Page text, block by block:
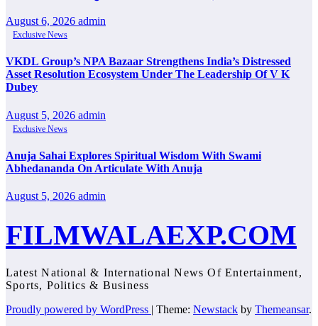
August 6, 2026 admin
Exclusive News
VKDL Group’s NPA Bazaar Strengthens India’s Distressed
Asset Resolution Ecosystem Under The Leadership Of V K
Dubey
August 5, 2026 admin
Exclusive News
Anuja Sahai Explores Spiritual Wisdom With Swami
Abhedananda On Articulate With Anuja
August 5, 2026 admin
FILMWALAEXP.COM
Latest National & International News Of Entertainment,
Sports, Politics & Business
Proudly powered by WordPress | Theme: Newstack by Themeansar.